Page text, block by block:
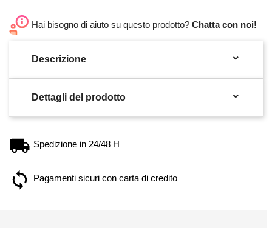
Hai bisogno di aiuto su questo prodotto? Chatta con noi!
Descrizione 
Dettagli del prodotto 
Spedizione in 24/48 H
Pagamenti sicuri con carta di credito